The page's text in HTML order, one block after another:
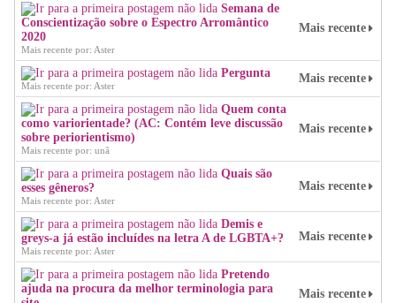
Semana de
Conscientização sobre o Espectro Arromântico
2020
Mais recente por: Aster
Mais recente
Pergunta
Mais recente por: Aster
Mais recente
Quem conta
como variorientade? (AC: Contém leve discussão
sobre periorientismo)
Mais recente por: unã
Mais recente
Quais são
esses gêneros?
Mais recente por: Aster
Mais recente
Demis e
greys-a já estão incluídes na letra A de LGBTA+?
Mais recente por: Aster
Mais recente
Pretendo
ajuda na procura da melhor terminologia para
Mais recente